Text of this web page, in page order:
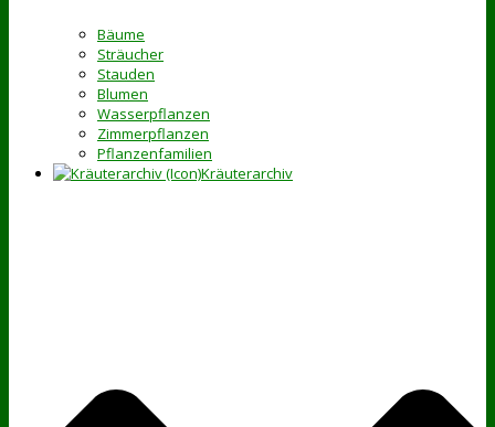
Bäume
Sträucher
Stauden
Blumen
Wasserpflanzen
Zimmerpflanzen
Pflanzenfamilien
Kräuterarchiv